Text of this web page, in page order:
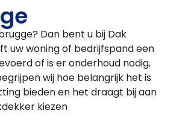
Dan bent u bij Dak
uw woning of bedrijfspand een
of is er onderhoud nodig,
wij hoe belangrijk het is
bieden en het draagt bij aan
kiezen